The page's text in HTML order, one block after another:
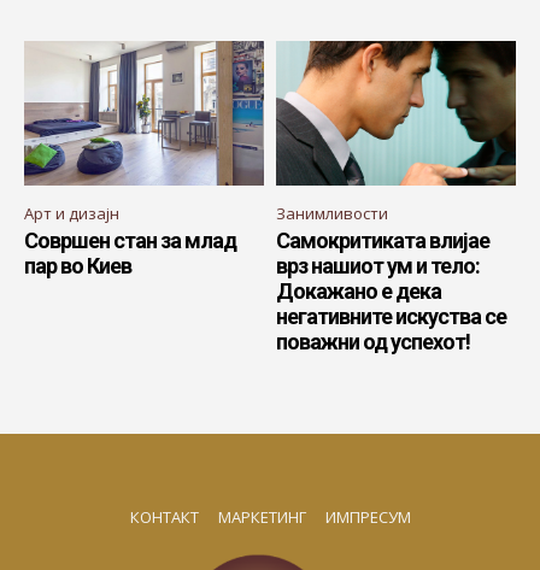
Арт и дизајн
Совршен стан за млад
пар во Киев
Занимливости
Самокритиката влијае
врз нашиот ум и тело:
Докажано е дека
негативните искуства се
поважни од успехот!
КОНТАКТ МАРКЕТИНГ ИМПРЕСУМ